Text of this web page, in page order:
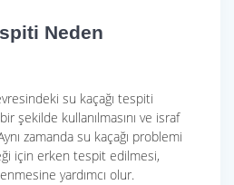
Neden
su kaçağı tespiti
şekilde kullanılmasını ve israf
zamanda su kaçağı problemi
için erken tespit edilmesi,
yardımcı olur.